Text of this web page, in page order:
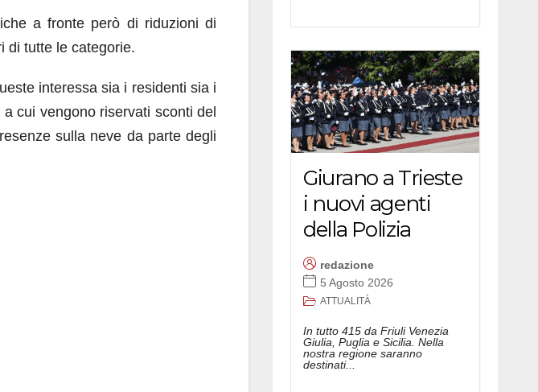
a fronte però di riduzioni di
di tutte le categorie.
interessa sia i residenti sia i
cui vengono riservati sconti del
sulla neve da parte degli
Giurano a Trieste
i nuovi agenti
della Polizia
redazione
5 Agosto 2026
ATTUALITÀ
In tutto 415 da Friuli Venezia
Giulia, Puglia e Sicilia. Nella
nostra regione saranno
destinati...